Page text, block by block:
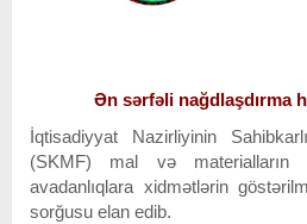
Ən sərfəli nağdlaşdırma
İqtisadiyyat Nazirliyinin
(SKMF) mal və materialların
avadanlıqlara xidmətlərin
sorğusu elan edib.